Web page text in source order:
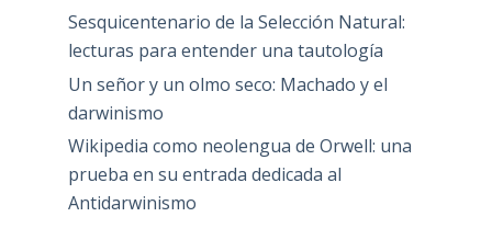
Sesquicentenario de la Selección Natural:
lecturas para entender una tautología
Un señor y un olmo seco: Machado y el
darwinismo
Wikipedia como neolengua de Orwell: una
prueba en su entrada dedicada al
Antidarwinismo